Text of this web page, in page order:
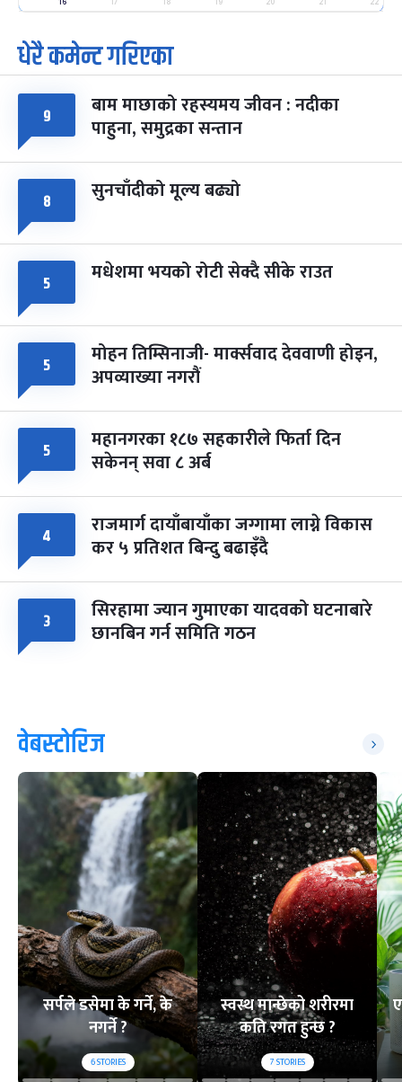
मंगल फाल्गुन २५, २०८३ Mar 9, 2027
७
आइत
पूर्णिमा व्रत
चैत्र ७, २०८३-Mar 21, 2027
८ फागुपूर्णिमा
चैत्र ८, २०८३-Mar 22, 2027
७ महिना बाँकी
धेरै कमेन्ट गरिएका
९ बाम माछाको रहस्यमय जीवन : नदीका
पाहुना, समुद्रका सन्तान
८ सुनचाँदीको मूल्य बढ्यो
५ मधेशमा भयको रोटी सेक्दै सीके राउत
५ मोहन तिम्सिनाजी- मार्क्सवाद देववाणी होइन,
अपव्याख्या नगरौं
५ महानगरका १८७ सहकारीले फिर्ता दिन
सकेनन् सवा ८ अर्ब
४ राजमार्ग दायाँबायाँका जग्गामा लाग्ने विकास
कर ५ प्रतिशत बिन्दु बढाइँदै
३ सिरहामा ज्यान गुमाएका यादवको घटनाबारे
छानबिन गर्न समिति गठन
वेबस्टोरिज
सर्पले डसेमा के गर्ने, के
नगर्ने ?
6STORIES
स्वस्थ मान्छेको शरीरमा
कति रगत हुन्छ ?
7STORIES